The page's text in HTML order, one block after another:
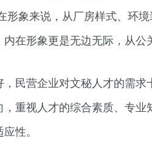
形象来说，从厂房样式、环
在形象更是无边无际，从公
民营企业对文秘人才的需
重视人才的综合素质、专
性。